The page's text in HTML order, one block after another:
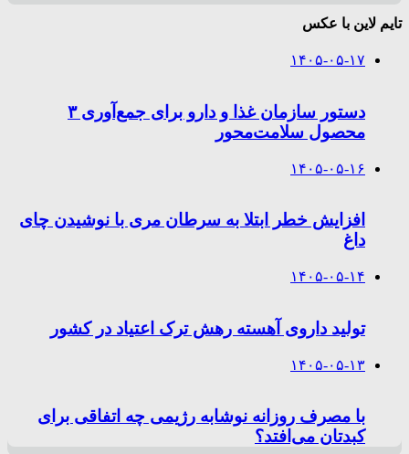
تایم لاین با عکس
۱۴۰۵-۰۵-۱۷
دستور سازمان غذا و دارو برای جمع‌آوری ۳
محصول سلامت‌محور
۱۴۰۵-۰۵-۱۶
افزایش خطر ابتلا به سرطان مری با نوشیدن چای
داغ
۱۴۰۵-۰۵-۱۴
تولید داروی آهسته رهش ترک اعتیاد در کشور
۱۴۰۵-۰۵-۱۳
با مصرف روزانه نوشابه رژیمی چه اتفاقی برای
کبدتان می‌افتد؟